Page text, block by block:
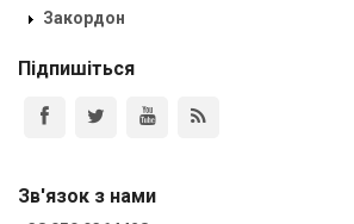
Закордон
Підпишіться
Зв'язок з нами